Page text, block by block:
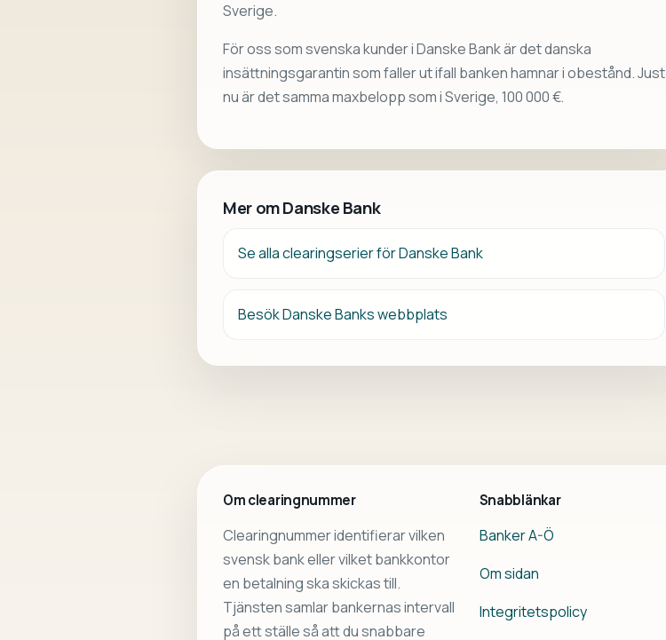
Sverige.
För oss som svenska kunder i Danske Bank är det danska
insättningsgarantin som faller ut ifall banken hamnar i obestånd. Just
nu är det samma maxbelopp som i Sverige, 100 000 €.
Mer om Danske Bank
Se alla clearingserier för Danske Bank
Besök Danske Banks webbplats
Om clearingnummer
Clearingnummer identifierar vilken
svensk bank eller vilket bankkontor
en betalning ska skickas till.
Tjänsten samlar bankernas intervall
på ett ställe så att du snabbare
Snabblänkar
Banker A-Ö
Om sidan
Integritetspolicy